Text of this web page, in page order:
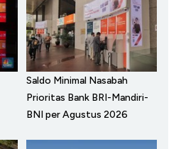
Saldo Minimal Nasabah
Prioritas Bank BRI-Mandiri-
BNI per Agustus 2026